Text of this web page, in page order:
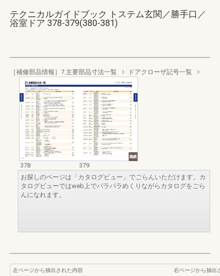
テクニカルガイドブック トステム玄関／勝手口／
浴室ドア 378-379(380-381)
［補修部品情報］7.主要部品寸法一覧 ドアクローザ記号一覧
378
379
お探しのページは「カタログビュー」でごらんいただけます。カ
タログビューではweb上でパラパラめくりながらカタログをごら
んになれます。
左ページから抽出された内容
右ページから抽出